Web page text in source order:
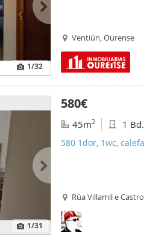
1/32
Ventiún, Ourense
1/31
580€
45m2 1 Bd.
580 1dor, 1wc,
Rúa Villamil e